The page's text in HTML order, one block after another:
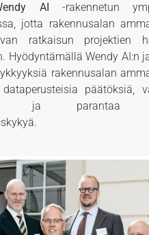
AI
-rakennetun
jotta rakennusalan
ratkaisun projektien
Hyödyntämällä Wendy AI:n
rakennusalan
päätöksiä,
ja parantaa